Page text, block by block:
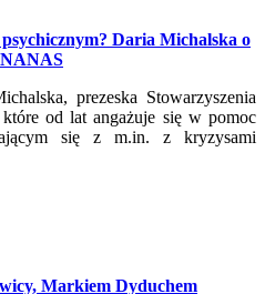
Daria Michalska o
prezeska Stowarzyszenia
od lat angażuje się w pomoc
się z m.in. z kryzysami
Markiem Dyduchem